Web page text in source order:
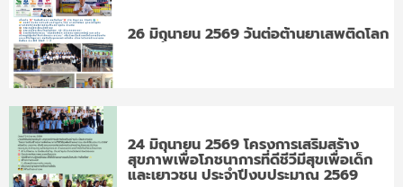
26 มิถุนายน 2569 วันต่อต้านยาเสพติดโลก
24 มิถุนายน 2569 โครงการเสริมสร้าง
สุขภาพเพื่อโภชนาการที่ดีชีวีมีสุขเพื่อเด็ก
และเยาวชน ประจำปีงบประมาณ 2569